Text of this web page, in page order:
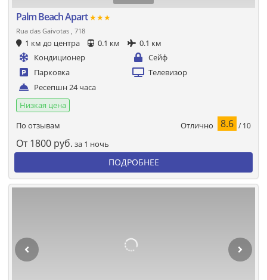
Palm Beach Apart★★★
Rua das Gaivotas , 718
1 км до центра 0.1 км
0.1 км
Кондиционер
Сейф
Парковка
Телевизор
Ресепшн 24 часа
Низкая цена
По отзывам
Отлично 8.6 / 10
От 1800 руб. за 1 ночь
ПОДРОБНЕЕ